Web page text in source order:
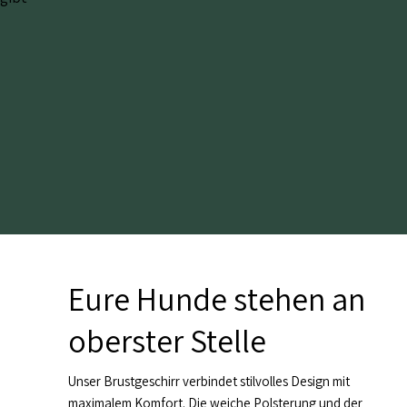
Eure Hunde stehen an
oberster Stelle
Unser Brustgeschirr verbindet stilvolles Design mit
maximalem Komfort. Die weiche Polsterung und der